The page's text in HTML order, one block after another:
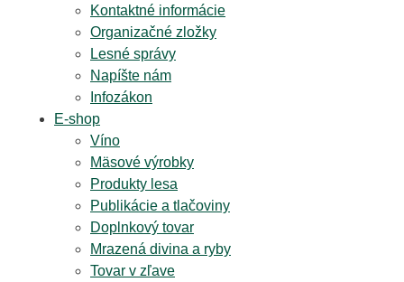
Kontaktné informácie
Organizačné zložky
Lesné správy
Napíšte nám
Infozákon
E-shop
Víno
Mäsové výrobky
Produkty lesa
Publikácie a tlačoviny
Doplnkový tovar
Mrazená divina a ryby
Tovar v zľave